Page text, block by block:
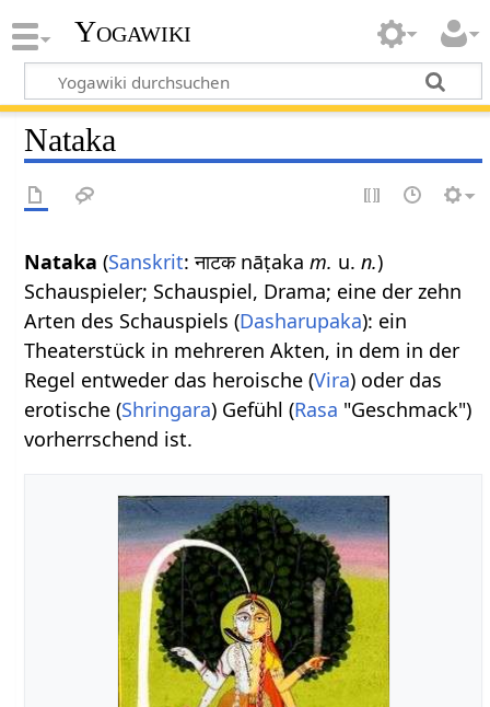
Yogawiki
Nataka
Nataka (Sanskrit: नाटक nāṭakam. u.n.)
Schauspieler; Schauspiel, Drama; eine der zehn
Arten des Schauspiels (Dasharupaka): ein
Theaterstück in mehreren Akten, in dem in der
Regel entweder das heroische (Vira) oder das
erotische (Shringara) Gefühl (Rasa "Geschmack")
vorherrschend ist.